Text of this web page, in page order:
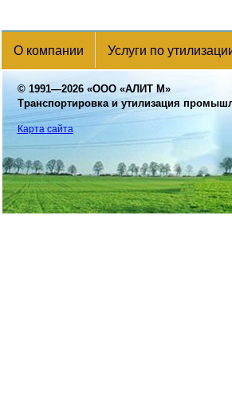
О компании Услуги по
© 1991—2026 «ООО «АЛИТ М»
Транспортировка и утилизация
Карта сайта